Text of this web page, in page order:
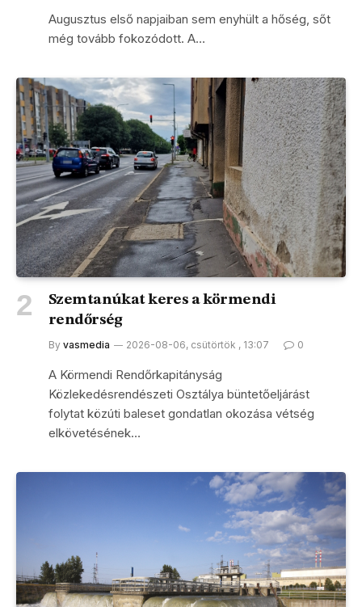
Augusztus első napjaiban sem enyhült a hőség, sőt
még tovább fokozódott. A…
Szemtanúkat keres a körmendi
rendőrség
By vasmedia 2026-08-06, csütörtök , 13:07 0
A Körmendi Rendőrkapitányság
Közlekedésrendészeti Osztálya büntetőeljárást
folytat közúti baleset gondatlan okozása vétség
elkövetésének…